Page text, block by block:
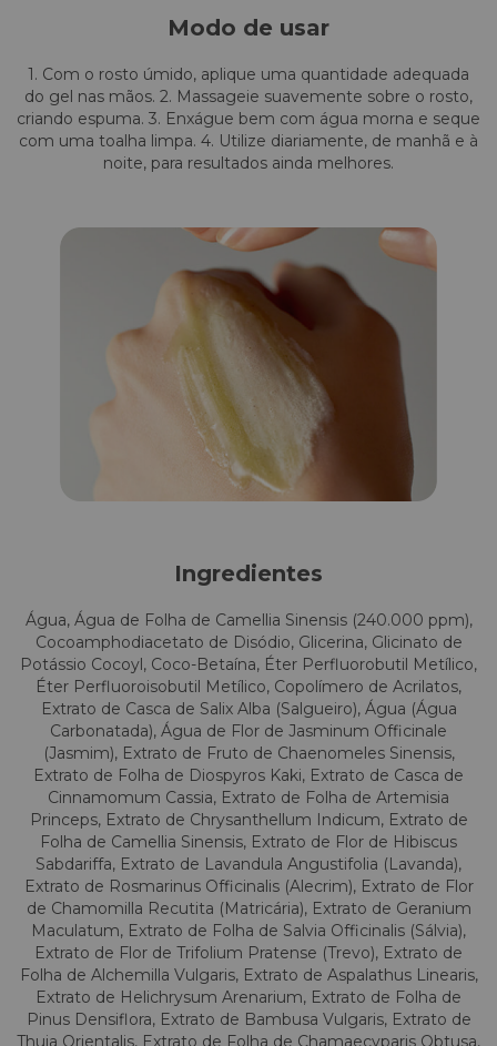
Modo de usar
1. Com o rosto úmido, aplique uma quantidade adequada
do gel nas mãos. 2. Massageie suavemente sobre o rosto,
criando espuma. 3. Enxágue bem com água morna e seque
com uma toalha limpa. 4. Utilize diariamente, de manhã e à
noite, para resultados ainda melhores.
Ingredientes
Água, Água de Folha de Camellia Sinensis (240.000 ppm),
Cocoamphodiacetato de Disódio, Glicerina, Glicinato de
Potássio Cocoyl, Coco-Betaína, Éter Perfluorobutil Metílico,
Éter Perfluoroisobutil Metílico, Copolímero de Acrilatos,
Extrato de Casca de Salix Alba (Salgueiro), Água (Água
Carbonatada), Água de Flor de Jasminum Officinale
(Jasmim), Extrato de Fruto de Chaenomeles Sinensis,
Extrato de Folha de Diospyros Kaki, Extrato de Casca de
Cinnamomum Cassia, Extrato de Folha de Artemisia
Princeps, Extrato de Chrysanthellum Indicum, Extrato de
Folha de Camellia Sinensis, Extrato de Flor de Hibiscus
Sabdariffa, Extrato de Lavandula Angustifolia (Lavanda),
Extrato de Rosmarinus Officinalis (Alecrim), Extrato de Flor
de Chamomilla Recutita (Matricária), Extrato de Geranium
Maculatum, Extrato de Folha de Salvia Officinalis (Sálvia),
Extrato de Flor de Trifolium Pratense (Trevo), Extrato de
Folha de Alchemilla Vulgaris, Extrato de Aspalathus Linearis,
Extrato de Helichrysum Arenarium, Extrato de Folha de
Pinus Densiflora, Extrato de Bambusa Vulgaris, Extrato de